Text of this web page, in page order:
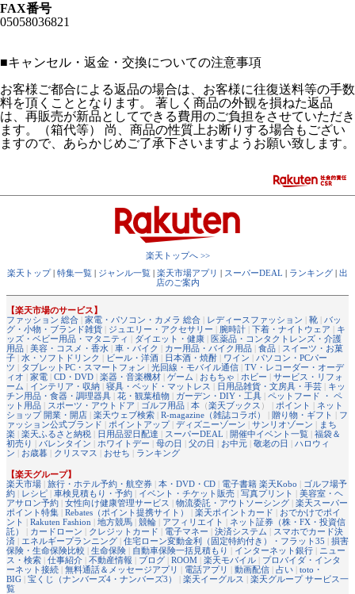
FAX番号
05058036821
■キャンセル・返金・交換についての注意事項
お客様ご都合による返品の場合は、お客様に往復送料等の手数
料を頂くこととなります。 著しく商品の外観を損ねた返品
は、再販売が新品としてできる費用のご負担をさせていただき
ます。（箱代等） 尚、商品の性質上お断りする場合もござい
ますので、あらかじめご了承下さいますようお願い致します。
楽天トップへ >>
楽天トップ| 特集一覧 | ジャンル一覧 | 楽天市場アプリ | スーパーDEAL | ランキング | 出
店のご案内
【楽天市場のサービス】
ファッション 総合 | 家電・パソコン・カメラ 総合 | レディースファッション | 靴 | バッ
グ・小物・ブランド雑貨 | ジュエリー・アクセサリー | 腕時計 | 下着・ナイトウェア | キ
ッズ・ベビー用品・マタニティ | ダイエット・健康 | 医薬品・コンタクトレンズ・介護
用品 | 美容・コスメ・香水 | 車・バイク | カー用品・バイク用品 | 食品 | スイーツ・お菓
子 | 水・ソフトドリンク | ビール・洋酒 | 日本酒・焼酎 | ワイン | パソコン・PCパー
ツ | タブレットPC・スマートフォン | 光回線・モバイル通信 | TV・レコーダー・オーデ
ィオ | 家電 | CD・DVD | 楽器・音楽機材 | ゲーム | おもちゃ | ホビー | サービス・リフォ
ーム | インテリア・収納 | 寝具・ベッド・マットレス | 日用品雑貨・文房具・手芸 | キッ
チン用品・食器・調理器具 | 花・観葉植物 | ガーデン・DIY・工具 | ペットフード ・ ペ
ット用品 | スポーツ・アウトドア | ゴルフ用品 | 本 （楽天ブックス ） | ポイント | ネット
ショップ 開業・開店 | 楽天ウェブ検索 | R-magazine（雑誌コラボ） | 贈り物・ギフト | フ
ァッション公式ブランド | ポイントアップ| ディズニーゾーン | サンリオゾーン | まち
楽 | 楽天ふるさと納税 | 日用品翌日配達 | スーパーDEAL | 開催中イベント一覧 | 福袋＆
初売り | バレンタイン | ホワイトデー | 母の日 | 父の日 | お中元 | 敬老の日 | ハロウィ
ン | お歳暮 | クリスマス | おせち | ランキング
【楽天グループ】
楽天市場 | 旅行・ホテル予約・航空券 | 本・DVD・CD | 電子書籍 楽天Kobo | ゴルフ場予
約 | レシピ | 車検見積もり・予約 | イベント・チケット販売 | 写真プリント | 美容室・ヘ
アサロン予約 | 女性向け健康管理サービス | 物流委託・アウトソーシング | 楽天スーパー
ポイント特集 | Rebates（ポイント提携サイト） | 楽天ポイントカード | おでかけでポイ
ント | Rakuten Fashion | 地方競馬 | 競輪 | アフィリエイト | ネット証券（株・FX・投資信
託）
| カードローン | クレジットカード | 電子マネー | 決済システム | スマホでカード決
済 | エネルギープランニング | 住宅ローン変動金利（固定特約付き）・フラット35 | 損害
保険・生命保険比較 | 生命保険 | 自動車保険一括見積もり | インターネット銀行 | ニュー
ス・検索 | 仕事紹介 | 不動産情報 | ブログ | ROOM | 楽天モバイル | プロバイダ・インタ
ーネット接続 | 無料通話＆メッセージアプリ | 電話アプリ | 動画配信 | 占い | toto・
BIG | 宝くじ（ナンバーズ4・ナンバーズ3） | 楽天イーグルス | 楽天グループ サービス一
覧